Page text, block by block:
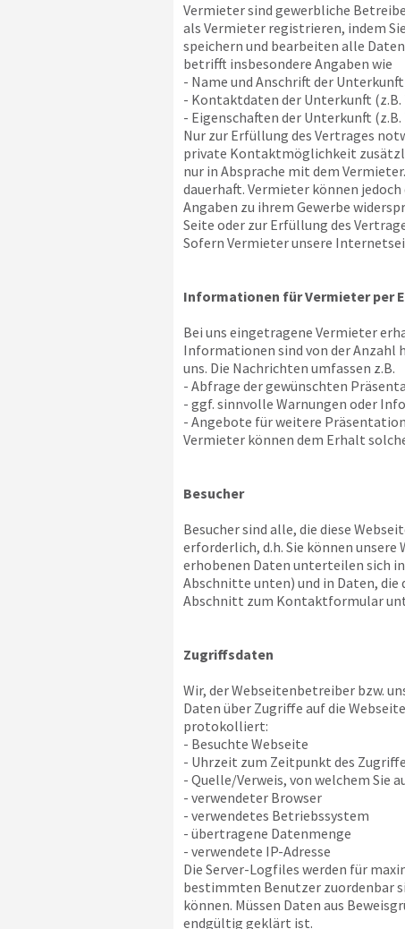
Vermieter sind gewerbliche
als Vermieter registrieren, indem
speichern und bearbeiten alle
betrifft insbesondere Angaben wie
- Name und Anschrift der Unterkunft
- Kontaktdaten der Unterkunft (z.B.
- Eigenschaften der Unterkunft
Nur zur Erfüllung des Vertrages
private Kontaktmöglichkeit
nur in Absprache mit dem
dauerhaft. Vermieter können
Angaben zu ihrem Gewerbe
Seite oder zur Erfüllung des
Sofern Vermieter unsere
Informationen für Vermieter per
Bei uns eingetragene Vermieter
Informationen sind von der Anzahl
uns. Die Nachrichten umfassen z.B.
- Abfrage der gewünschten
- ggf. sinnvolle Warnungen oder
- Angebote für weitere
Vermieter können dem Erhalt
Besucher
Besucher sind alle, die diese
erforderlich, d.h. Sie können unsere
erhobenen Daten unterteilen sich
Abschnitte unten) und in Daten, die
Abschnitt zum Kontaktformular
Zugriffsdaten
Wir, der Webseitenbetreiber bzw.
Daten über Zugriffe auf die
protokolliert:
- Besuchte Webseite
- Uhrzeit zum Zeitpunkt des
- Quelle/Verweis, von welchem Sie
- verwendeter Browser
- verwendetes Betriebssystem
- übertragene Datenmenge
- verwendete IP-Adresse
Die Server-Logfiles werden für
bestimmten Benutzer zuordenbar
können. Müssen Daten aus
endgültig geklärt ist.